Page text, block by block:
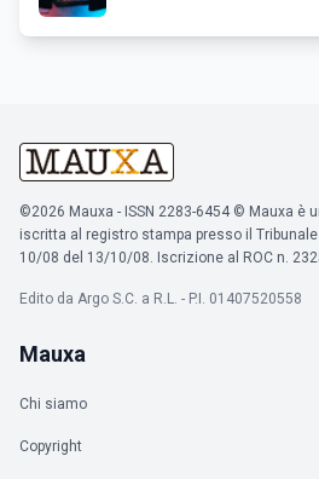
©2026 Mauxa - ISSN 2283-6454 © Mauxa è
iscritta al registro stampa presso il
10/08 del 13/10/08. Iscrizione al ROC n.
Edito da Argo S.C. a R.L. - P.I. 01407520558
Mauxa
Chi siamo
Copyright